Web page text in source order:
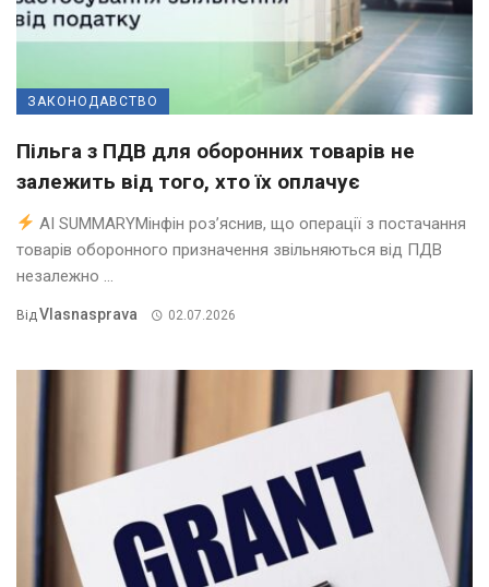
ЗАКОНОДАВСТВО
Пільга з ПДВ для оборонних товарів не
залежить від того, хто їх оплачує
AI SUMMARYМінфін роз’яснив, що операції з постачання
товарів оборонного призначення звільняються від ПДВ
незалежно ...
Від Vlasnasprava 02.07.2026